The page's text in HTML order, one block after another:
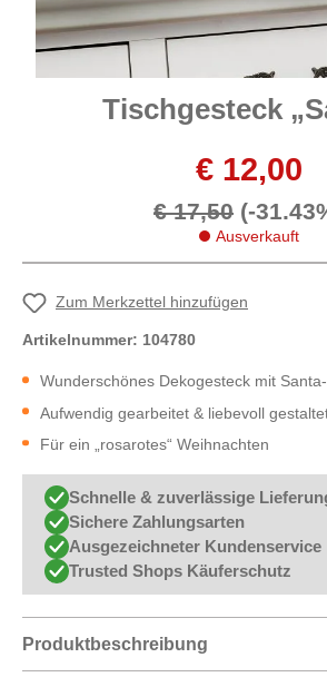
Tischgesteck
€ 12,00
€ 17,50 (-
Ausverkauft
Zum Merkzettel hinzufügen
Artikelnummer: 104780
Wunderschönes Dekogesteck mit
Aufwendig gearbeitet & liebevoll
Für ein „rosarotes“ Weihnachten
Schnelle & zuverlässige
Sichere Zahlungsarten
Ausgezeichneter Kundenservice
Trusted Shops Käuferschutz
Produktbeschreibung